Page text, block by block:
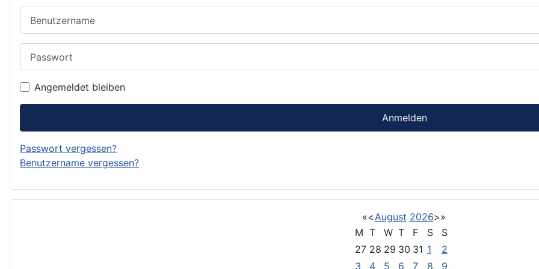
Angemeldet bleiben
Anmelden
Passwort vergessen?
Benutzername vergessen?
«< August 2026>»
M T W T F S
S
27 28 29 30 31 1
2
3
4 5 6 7 8 9